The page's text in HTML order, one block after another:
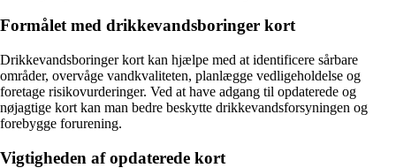
Formålet med drikkevandsboringer kort
Drikkevandsboringer kort kan hjælpe med at identificere sårbare
områder, overvåge vandkvaliteten, planlægge vedligeholdelse og
foretage risikovurderinger. Ved at have adgang til opdaterede og
nøjagtige kort kan man bedre beskytte drikkevandsforsyningen og
forebygge forurening.
Vigtigheden af opdaterede kort